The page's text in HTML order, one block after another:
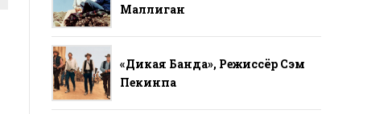
Маллиган
«Дикая Банда», Режиссёр Сэм
Пекинпа